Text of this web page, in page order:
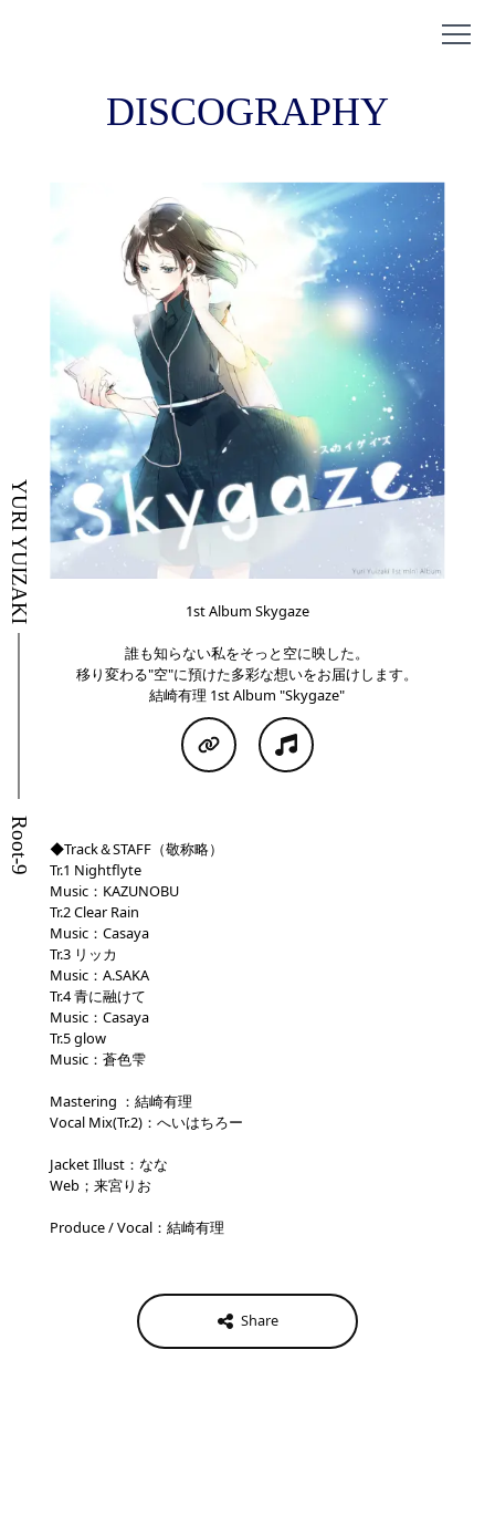
YURI YUIZAKI
Root-9
DISCOGRAPHY
1st Album Skygaze
誰も知らない私をそっと空に映した。
移り変わる"空"に預けた多彩な想いをお届けします。
結崎有理 1st Album "Skygaze"
◆Track＆STAFF（敬称略）
Tr.1 Nightflyte
Music：KAZUNOBU
Tr.2 Clear Rain
Music：Casaya
Tr.3 リッカ
Music：A.SAKA
Tr.4 青に融けて
Music：Casaya
Tr.5 glow
Music：蒼色雫
Mastering ：結崎有理
Vocal Mix(Tr.2)：へいはちろー
Jacket Illust：なな
Web；来宮りお
Produce / Vocal：結崎有理
Share